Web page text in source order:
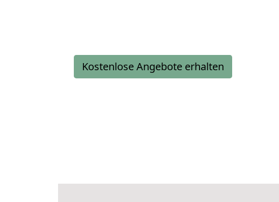
Kostenlose Angebote erhalten